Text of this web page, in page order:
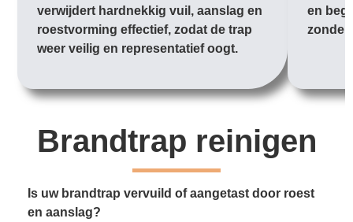
verwijdert hardnekkig vuil, aanslag en
roestvorming effectief, zodat de trap
weer veilig en representatief oogt.
en
zonder
Brandtrap reinigen
Is uw brandtrap vervuild of aangetast door roest
en aanslag?